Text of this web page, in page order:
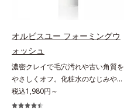
が、大人の肌印象に大きな影響を与
でオルビスユー ドットシリーズは
美容成分(*9)として「G.D.F.アクテ
ィベーター(*10)」を配合。そし
て、従来から配合している美白(*1)
有効成分「トラネキサム酸」を配合
しました。さらに、シリーズ共通の
美容成分「GLルートブースター
オルビスユー フォーミングウ
ォッシュ
濃密クレイで毛穴汚れや古い角質を
やさしくオフ。化粧水のなじみやす
い肌に。7000種を超える成分から
厳選し、「うるおいの質(*1)」に着
税込1,980円～